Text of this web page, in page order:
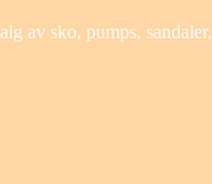
av sko, pumps,